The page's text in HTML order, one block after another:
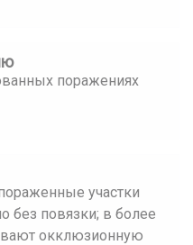
поражениях
участки
без повязки; в более
окклюзионную